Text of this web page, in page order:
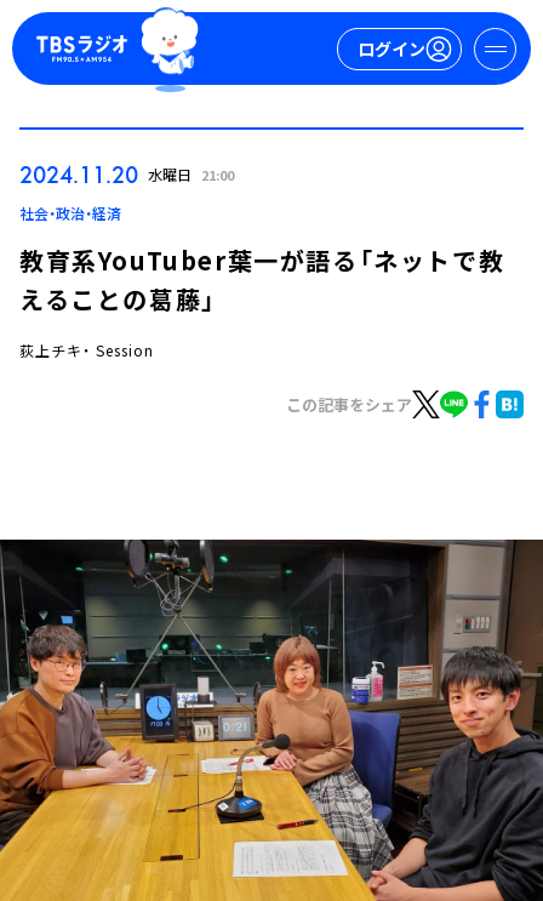
ログイン
お知らせ
イベント・グッズ
YouTube
会社情報
2024.11.20 水曜日 21:00
社会・政治・経済
教育系YouTuber葉一が語る「ネットで教
えることの葛藤」
荻上チキ・ Session
この記事をシェア